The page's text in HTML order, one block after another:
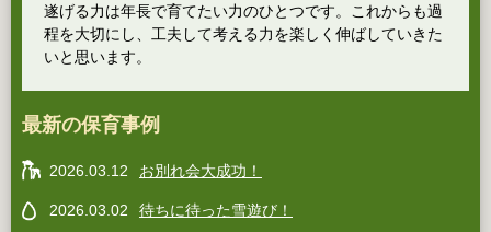
遂げる力は年長で育てたい力のひとつです。これからも過
程を大切にし、工夫して考える力を楽しく伸ばしていきた
いと思います。
最新の保育事例
2026.03.12 お別れ会大成功！
2026.03.02 待ちに待った雪遊び！